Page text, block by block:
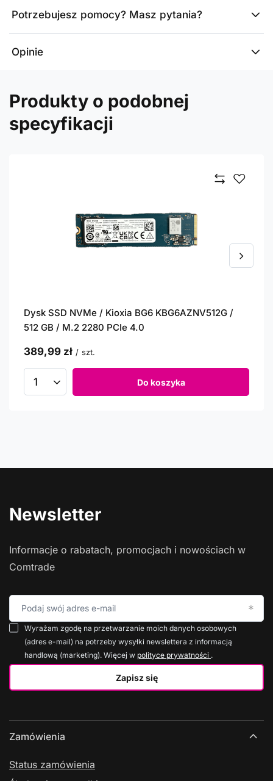
Potrzebujesz pomocy? Masz pytania?
Opinie
Produkty o podobnej
specyfikacji
Dysk SSD NVMe / Kioxia BG6 KBG6AZNV512G /
512 GB / M.2 2280 PCIe 4.0
389,99 zł / szt.
Do koszyka
Newsletter
Informacje o rabatach, promocjach i nowościach w
Comtrade
Podaj swój adres e-mail
Zapisz się
Wyrażam zgodę na przetwarzanie moich danych osobowych
(adres e-mail) na potrzeby wysyłki newslettera z informacją
handlową (marketing). Więcej w polityce prywatności .
Zamówienia
Status zamówienia